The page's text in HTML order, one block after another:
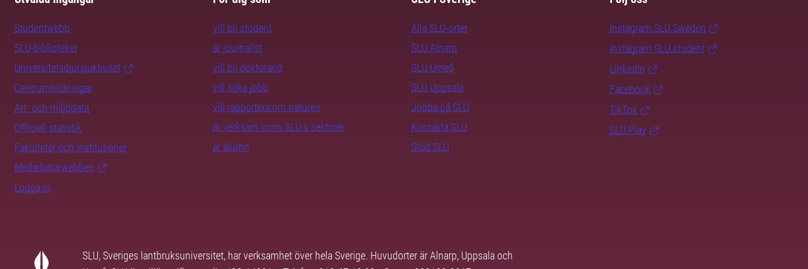
Studentwebb
SLU-biblioteket
Universitetsdjursjukhuset
Centrumbildningar
Art- och miljödata
Officiell statistik
Fakulteter och institutioner
Medarbetarwebben
Logga in
vill bli student
är journalist
vill bli doktorand
vill söka jobb
vill rapportera om naturen
är verksam inom SLU:s sektorer
är alumn
Alla SLU-orter
SLU Alnarp
SLU Umeå
SLU Uppsala
Jobba på SLU
Kontakta SLU
Stöd SLU
Instagram SLU.Sweden
Instagram SLU.student
LinkedIn
Facebook
TikTok
SLU Play
SLU, Sveriges lantbruksuniversitet, har verksamhet över hela Sverige. Huvudorter är Alnarp, Uppsala och